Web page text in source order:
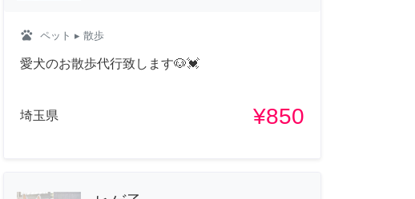
pets ペット ▸ 散歩
愛犬のお散歩代行致します🐶💓
埼玉県 ¥850